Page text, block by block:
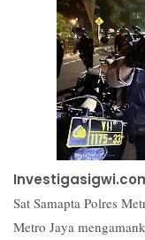
Sat Samapta Polres
Metro Jaya